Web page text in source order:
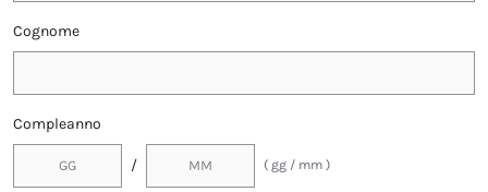
Cognome
Compleanno
/ ( gg / mm )